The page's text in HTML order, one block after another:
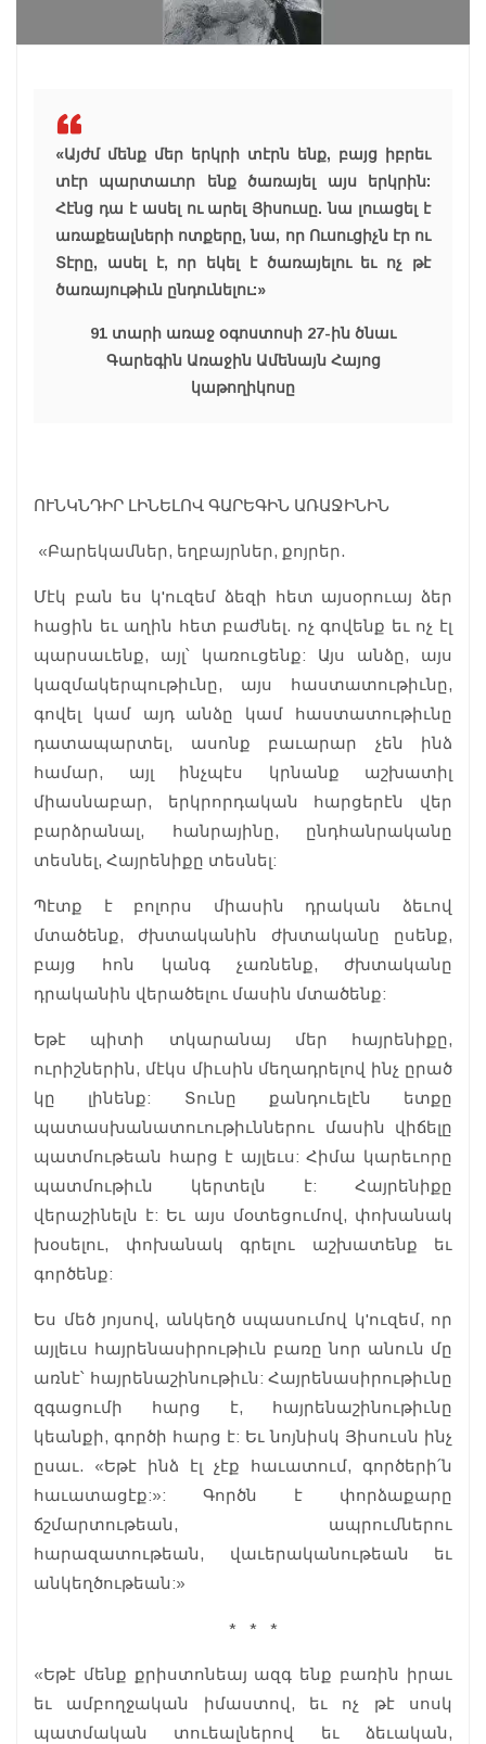
«Այժմ մենք մեր երկրի տէրն ենք, բայց իբրեւ
տէր պարտաւոր ենք ծառայել այս երկրին:
Հէնց դա է ասել ու արել Յիսուսը. նա լուացել է
առաքեալների ոտքերը, նա, որ Ուսուցիչն էր ու
Տէրը, ասել է, որ եկել է ծառայելու եւ ոչ թէ
ծառայութիւն ընդունելու:»
91 տարի առաջ օգոստոսի 27-ին ծնաւ
Գարեգին Առաջին Ամենայն Հայոց
կաթողիկոսը
ՈՒՆԿՆԴԻՐ ԼԻՆԵԼՈՎ ԳԱՐԵԳԻՆ ԱՌԱՋԻՆԻՆ
«Բարեկամներ, եղբայրներ, քոյրեր.
Մէկ բան ես կ'ուզեմ ձեզի հետ այսօրուայ ձեր
հացին եւ աղին հետ բաժնել. ոչ գովենք եւ ոչ էլ
պարսաւենք, այլ՝ կառուցենք: Այս անձը, այս
կազմակերպութիւնը, այս հաստատութիւնը,
գովել կամ այդ անձը կամ հաստատութիւնը
դատապարտել, ասոնք բաւարար չեն ինձ
համար, այլ ինչպէս կրնանք աշխատիլ
միասնաբար, երկրորդական հարցերէն վեր
բարձրանալ, հանրայինը, ընդհանրականը
տեսնել, Հայրենիքը տեսնել:
Պէտք է բոլորս միասին դրական ձեւով
մտածենք, ժխտականին ժխտականը ըսենք,
բայց հոն կանգ չառնենք, ժխտականը
դրականին վերածելու մասին մտածենք:
Եթէ պիտի տկարանայ մեր հայրենիքը,
ուրիշներին, մէկս միւսին մեղադրելով ինչ ըրած
կը լինենք: Տունը քանդուելէն ետքը
պատասխանատուութիւններու մասին վիճելը
պատմութեան հարց է այլեւս: Հիմա կարեւորը
պատմութիւն կերտելն է: Հայրենիքը
վերաշինելն է: Եւ այս մօտեցումով, փոխանակ
խօսելու, փոխանակ գրելու աշխատենք եւ
գործենք:
Ես մեծ յոյսով, անկեղծ սպասումով կ'ուզեմ, որ
այլեւս հայրենասիրութիւն բառը նոր անուն մը
առնէ՝ հայրենաշինութիւն: Հայրենասիրութիւնը
զգացումի հարց է, հայրենաշինութիւնը
կեանքի, գործի հարց է: Եւ նոյնիսկ Յիսուսն ինչ
ըսաւ. «Եթէ ինձ էլ չէք հաւատում, գործերի՛ն
հաւատացէք:»: Գործն է փորձաքարը
ճշմարտութեան, ապրումներու
հարազատութեան, վաւերականութեան եւ
անկեղծութեան:»
* * *
«Եթէ մենք քրիստոնեայ ազգ ենք բառին իրաւ
եւ ամբողջական իմաստով, եւ ոչ թէ սոսկ
պատմական տուեալներով եւ ձեւական,